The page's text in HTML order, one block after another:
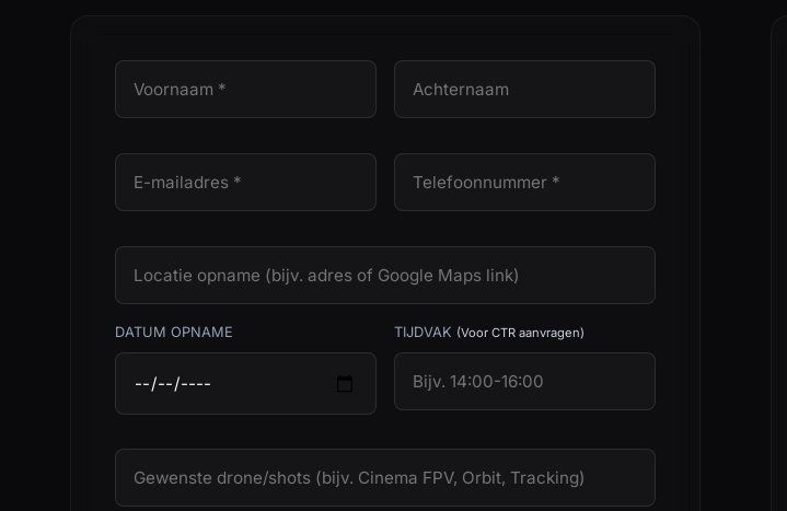
DATUM OPNAME TIJDVAK (Voor CTR aanvragen)